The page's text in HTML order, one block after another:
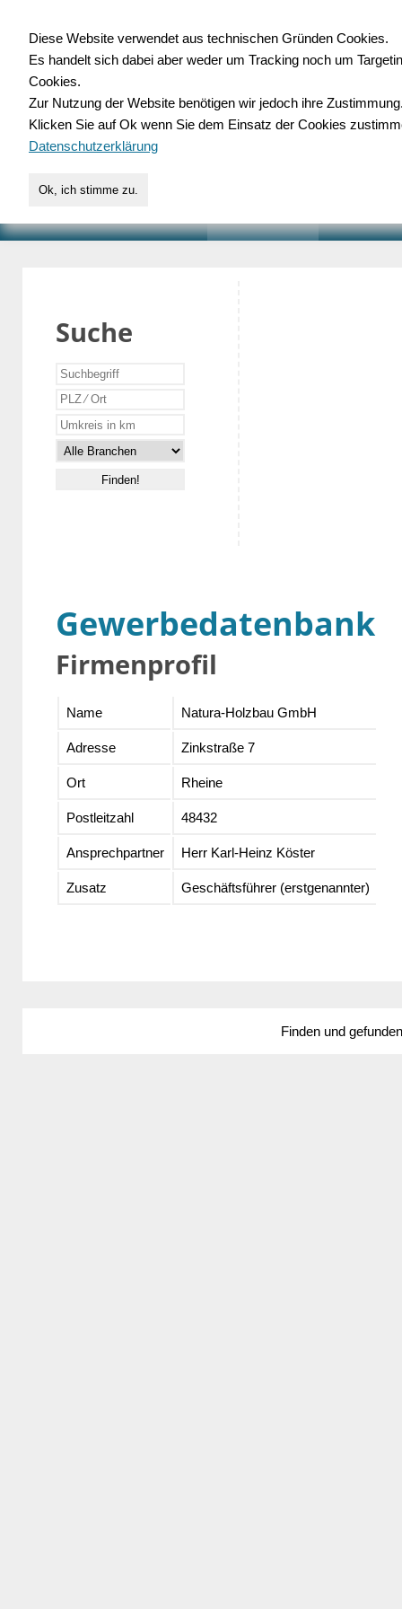
für Handwerk,
Suche
Gewerbedatenbank
Firmenprofil
Name Natura-Holzbau GmbH
Adresse Zinkstraße 7
Ort Rheine
Postleitzahl 48432
Ansprechpartner Herr Karl-Heinz Köster
Zusatz Geschäftsführer (erstgenannter)
Finden und
Diese Website verwendet aus technischen Gründen Cookies.
Es handelt sich dabei aber weder um Tracking noch um
Cookies.
Zur Nutzung der Website benötigen wir jedoch ihre
Klicken Sie auf Ok wenn Sie dem Einsatz der Cookies
Datenschutzerklärung
Ok, ich stimme zu.